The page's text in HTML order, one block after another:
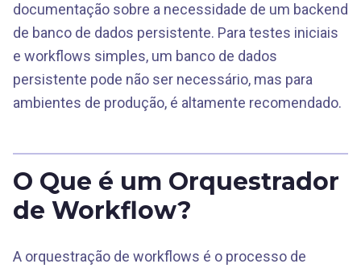
documentação sobre a necessidade de um backend
de banco de dados persistente. Para testes iniciais
e workflows simples, um banco de dados
persistente pode não ser necessário, mas para
ambientes de produção, é altamente recomendado.
O Que é um Orquestrador
de Workflow?
A orquestração de workflows é o processo de